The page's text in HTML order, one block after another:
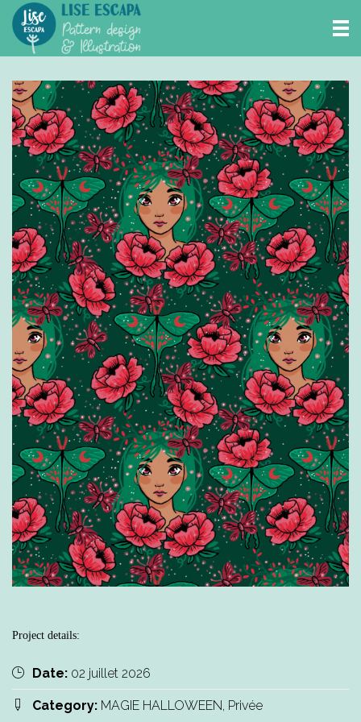
Project details:
Date: 02 juillet 2026
Category: MAGIE HALLOWEEN, Privée